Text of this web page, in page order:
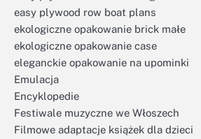
easy plywood row boat plans
ekologiczne opakowanie brick małe
ekologiczne opakowanie case
eleganckie opakowanie na upominki
Emulacja
Encyklopedie
Festiwale muzyczne we Włoszech
Filmowe adaptacje książek dla dzieci